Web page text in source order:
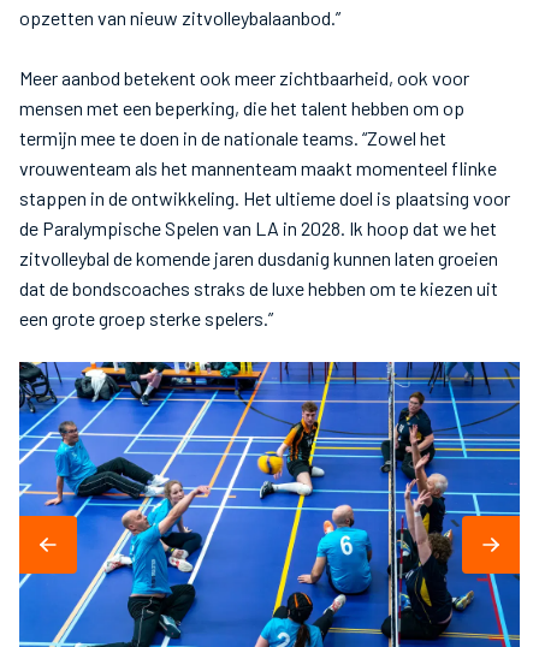
opzetten van nieuw zitvolleybalaanbod.”
Meer aanbod betekent ook meer zichtbaarheid, ook voor
mensen met een beperking, die het talent hebben om op
termijn mee te doen in de nationale teams. “Zowel het
vrouwenteam als het mannenteam maakt momenteel flinke
stappen in de ontwikkeling. Het ultieme doel is plaatsing voor
de Paralympische Spelen van LA in 2028. Ik hoop dat we het
zitvolleybal de komende jaren dusdanig kunnen laten groeien
dat de bondscoaches straks de luxe hebben om te kiezen uit
een grote groep sterke spelers.”